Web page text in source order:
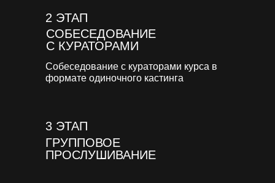
3 ЭТАП
ГРУППОВОЕ
ПРОСЛУШИВАНИЕ
2 ЭТАП
СОБЕСЕДОВАНИЕ
С КУРАТОРАМИ
Собеседование с кураторами курса в
формате одиночного кастинга